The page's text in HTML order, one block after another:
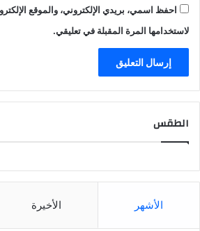
احفظ اسمي، بريدي الإلكتروني، والموقع
لاستخدامها المرة المقبلة في تعليقي.
الطقس
الأشهر الأخيرة